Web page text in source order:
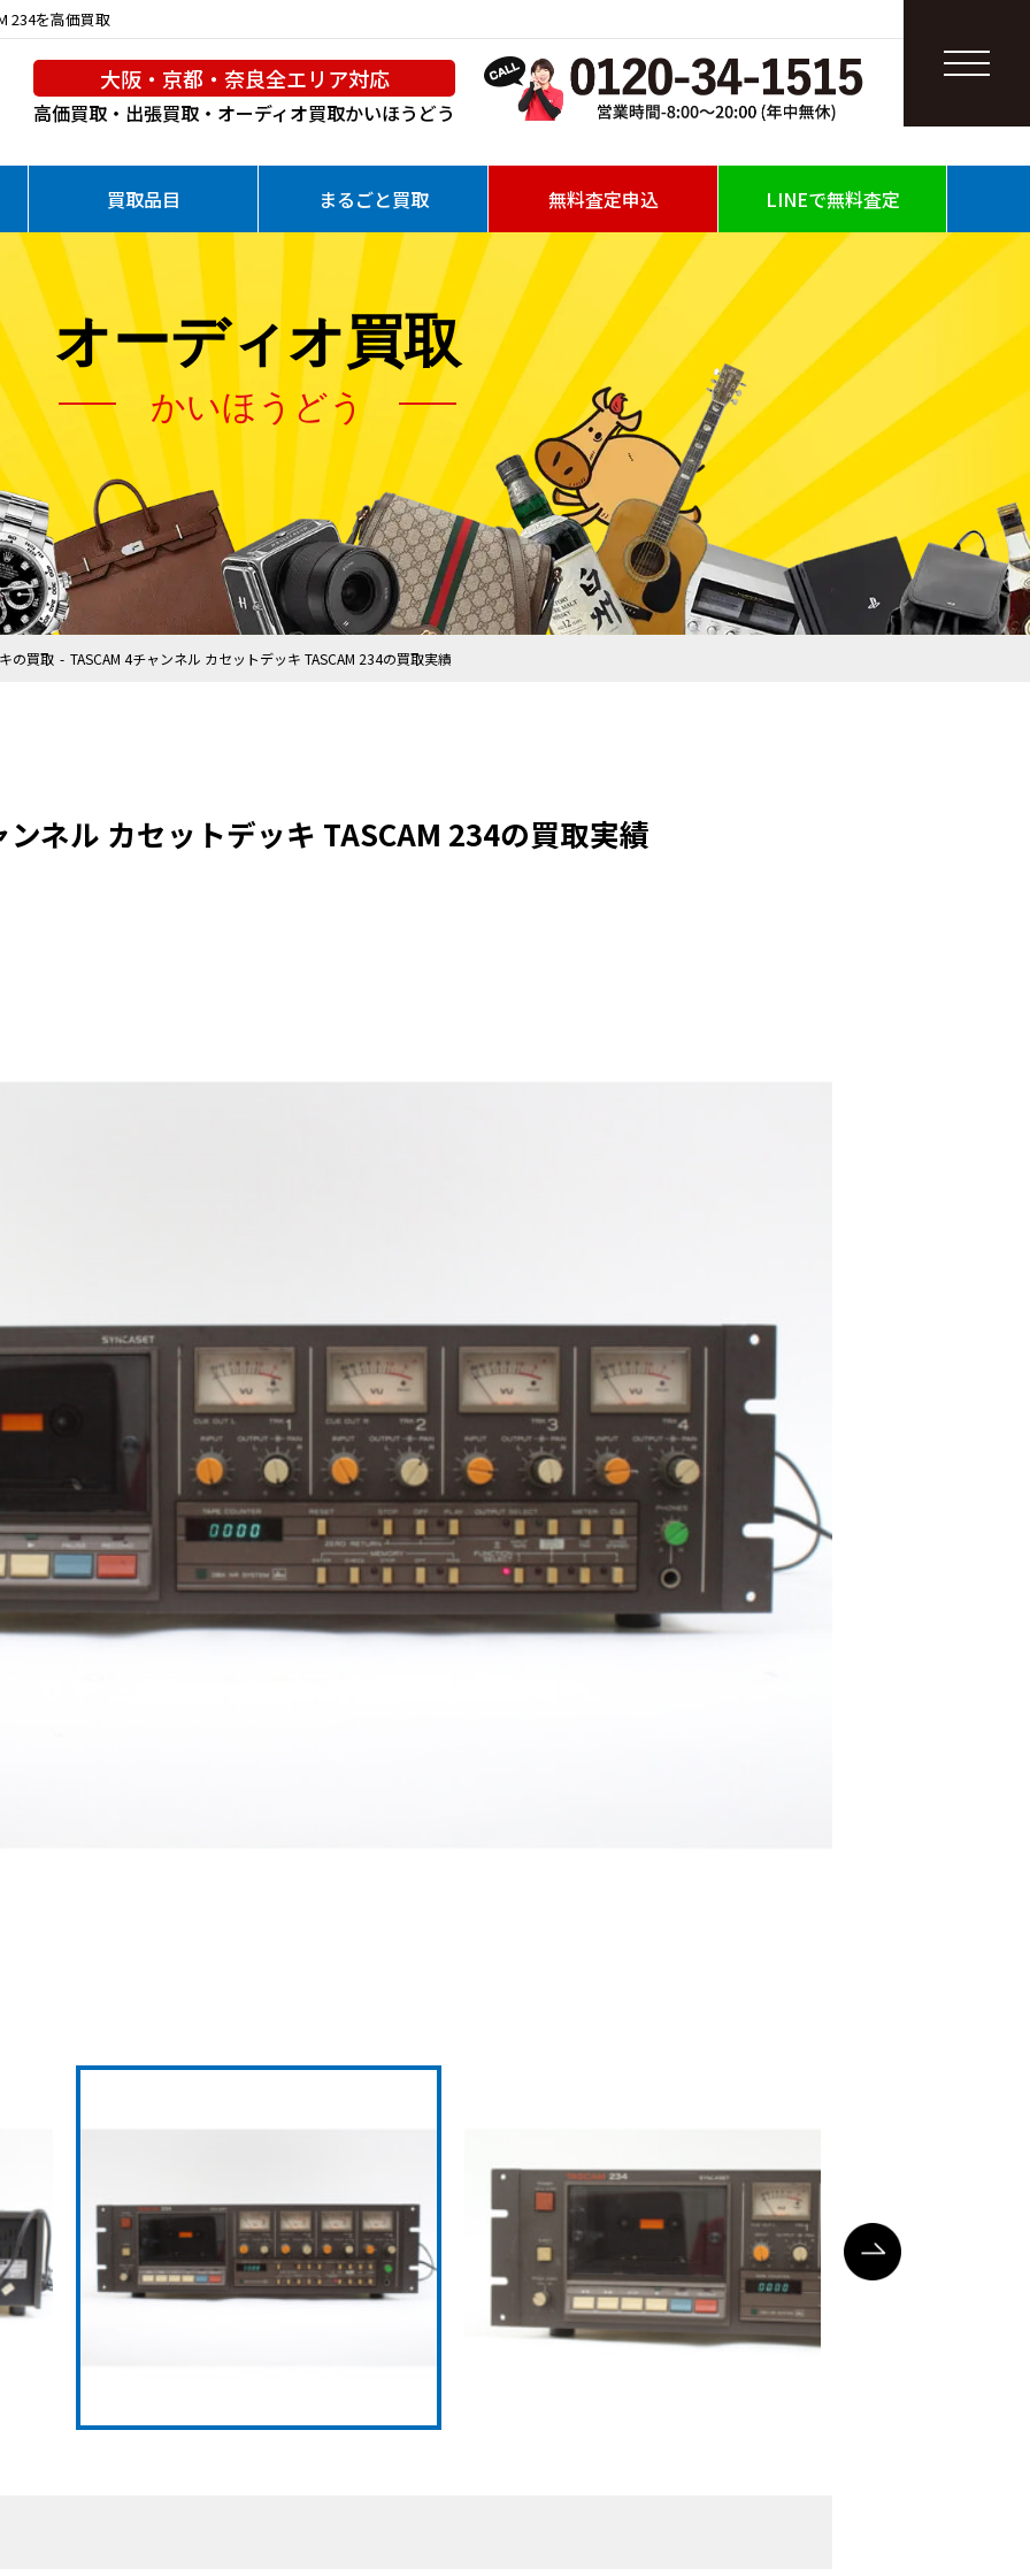
234を高価買取
大阪・京都・奈良全エリア対応
高価買取・出張買取・オーディオ買取かいほうどう
買取品目 まるごと買取 無料査定申込 LINEで無料査定
オーディオ買取
かいほうどう
の買取 TASCAM 4チャンネル カセットデッキ TASCAM 234の買取実績
ンネル カセットデッキ TASCAM 234の買取実績